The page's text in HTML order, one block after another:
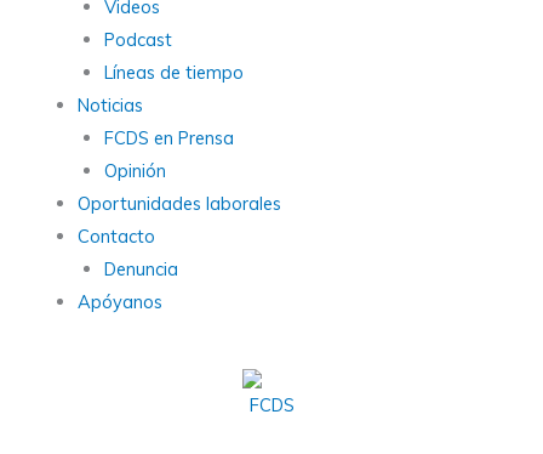
Videos
Podcast
Líneas de tiempo
Noticias
FCDS en Prensa
Opinión
Oportunidades laborales
Contacto
Denuncia
Apóyanos